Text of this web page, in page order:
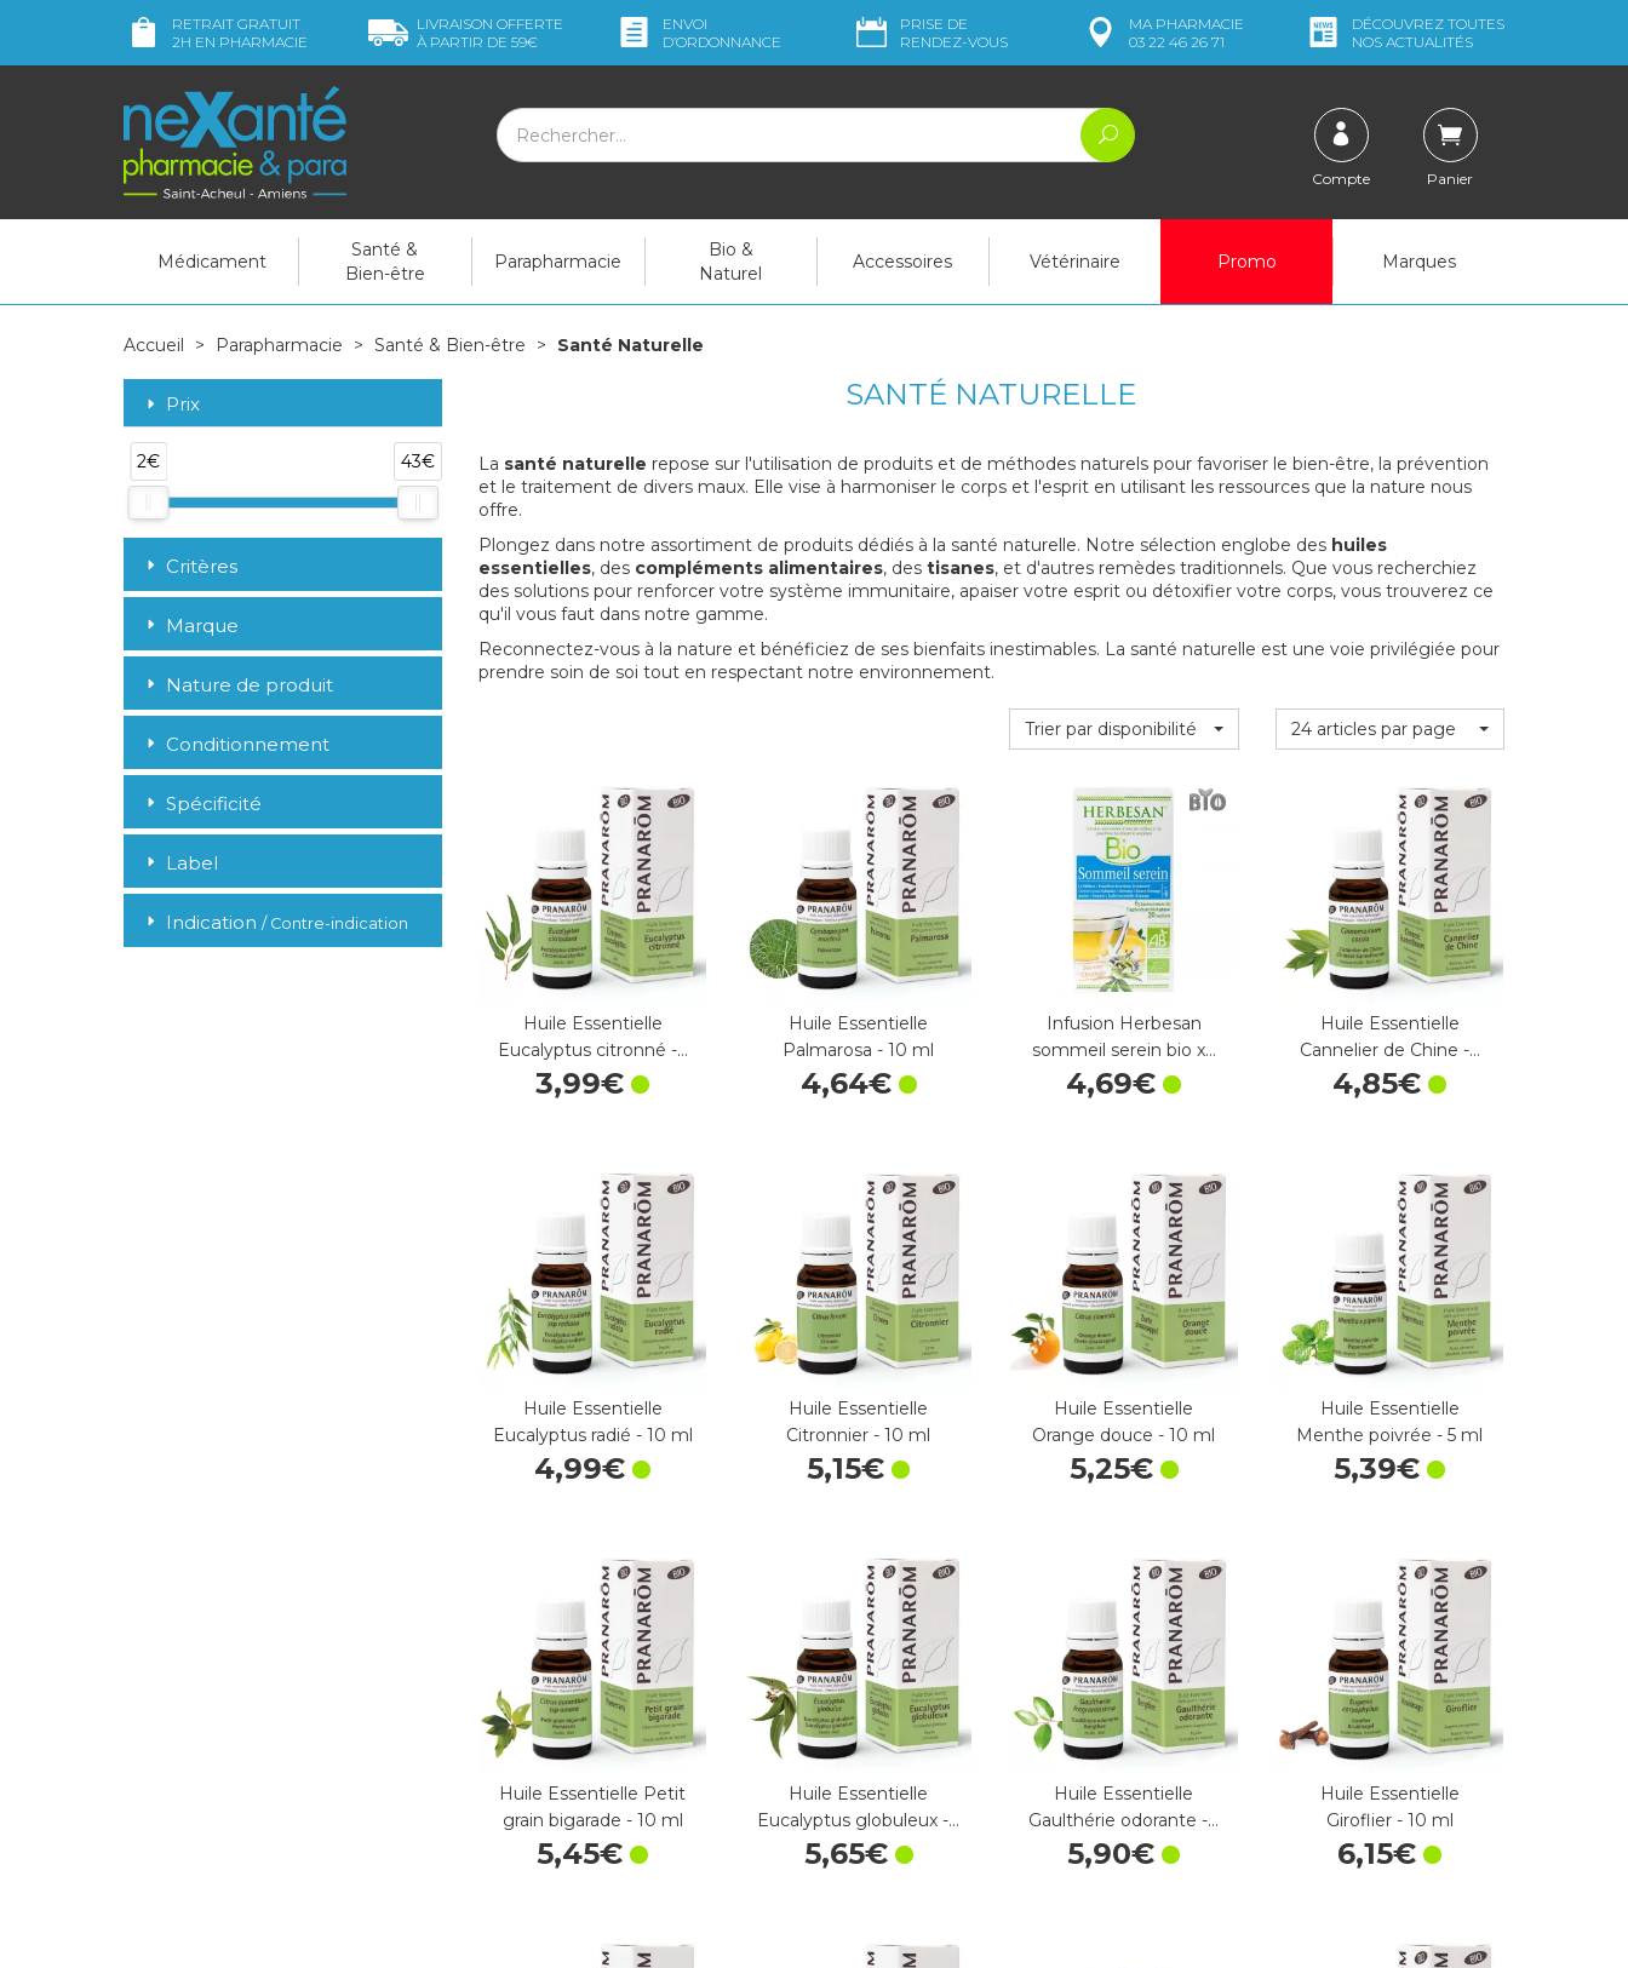
RETRAIT GRATUIT
2H EN PHARMACIE
LIVRAISON OFFERTE
À PARTIR DE 59€
ENVOI
D’ORDONNANCE
PRISE DE
RENDEZ-VOUS
MAPHARMACIE
03 22 46 26 71
DÉCOUVREZ TOUTES
NOS ACTUALITÉS
Compte Panier
Médicament
Santé &
Bien-être
Parapharmacie
Bio &
Naturel
Accessoires Vétérinaire Promo Marques
Accueil Parapharmacie Santé & Bien-être Santé Naturelle
SANTÉ NATURELLE
La santé naturelle repose sur l'utilisation de produits et de méthodes naturels pour favoriser le bien-être, la prévention
et le traitement de divers maux. Elle vise à harmoniser le corps et l'esprit en utilisant les ressources que la nature nous
offre.
Plongez dans notre assortiment de produits dédiés à la santé naturelle. Notre sélection englobe des huiles
essentielles, des compléments alimentaires, des tisanes, et d'autres remèdes traditionnels. Que vous recherchiez
des solutions pour renforcer votre système immunitaire, apaiser votre esprit ou détoxifier votre corps, vous trouverez ce
qu'il vous faut dans notre gamme.
Reconnectez-vous à la nature et bénéficiez de ses bienfaits inestimables. La santé naturelle est une voie privilégiée pour
prendre soin de soi tout en respectant notre environnement.
Trier par disponibilité 24 articles par page
Huile Essentielle
Eucalyptus citronné -…
3,99€
Huile Essentielle
Palmarosa - 10 ml
4,64€
Infusion Herbesan
sommeil serein bio x…
4,69€
Huile Essentielle
Cannelier de Chine -…
4,85€
Huile Essentielle
Eucalyptus radié - 10 ml
4,99€
Huile Essentielle
Citronnier - 10 ml
5,15€
Huile Essentielle
Orange douce - 10 ml
5,25€
Huile Essentielle
Menthe poivrée - 5 ml
5,39€
Huile Essentielle Petit
grain bigarade - 10 ml
5,45€
Huile Essentielle
Eucalyptus globuleux -…
5,65€
Huile Essentielle
Gaulthérie odorante -…
5,90€
Huile Essentielle
Giroflier - 10 ml
6,15€
Prix
2€ 43€
Critères
Marque
Nature de produit
Conditionnement
Spécificité
Label
Indication / Contre-indication